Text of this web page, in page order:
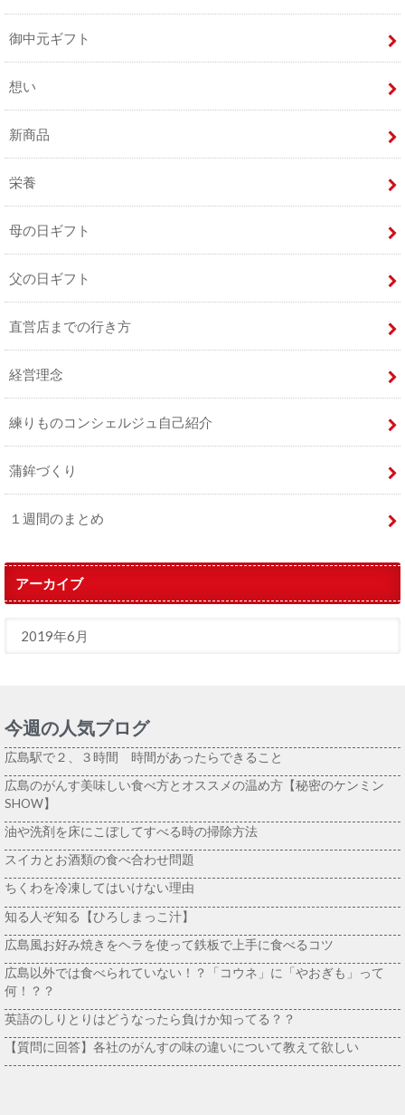
御中元ギフト
想い
新商品
栄養
母の日ギフト
父の日ギフト
直営店までの行き方
経営理念
練りものコンシェルジュ自己紹介
蒲鉾づくり
１週間のまとめ
アーカイブ
今週の人気ブログ
広島駅で２、３時間 時間があったらできること
広島のがんす美味しい食べ方とオススメの温め方【秘密のケンミン
SHOW】
油や洗剤を床にこぼしてすべる時の掃除方法
スイカとお酒類の食べ合わせ問題
ちくわを冷凍してはいけない理由
知る人ぞ知る【ひろしまっこ汁】
広島風お好み焼きをヘラを使って鉄板で上手に食べるコツ
広島以外では食べられていない！？「コウネ」に「やおぎも」って
何！？？
英語のしりとりはどうなったら負けか知ってる？？
【質問に回答】各社のがんすの味の違いについて教えて欲しい